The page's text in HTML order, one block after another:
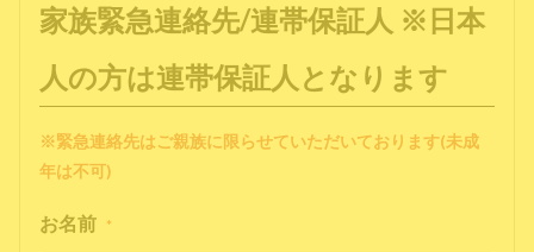
家族緊急連絡先/連帯保証人 ※日本
人の方は連帯保証人となります
※緊急連絡先はご親族に限らせていただいております(未成
年は不可)
お名前 *